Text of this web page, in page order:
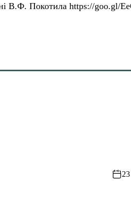
В.Ф. Покотила https://goo.gl/